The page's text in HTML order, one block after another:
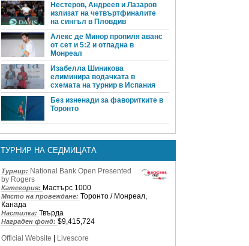
Нестеров, Андреев и Лазаров
излизат на четвъртфиналите
на сингъл в Пловдив
Алекс де Минор пропиля аванс
от сет и 5:2 и отпадна в
Монреал
Изабелла Шиникова
елиминира водачката в
схемата на турнир в Испания
Без изненади за фаворитките в
Торонто
ТУРНИР НА СЕДМИЦАТА
Турнир: National Bank Open Presented
by Rogers
Категория: Мастърс 1000
Място на провеждане: Торонто / Монреал,
Канада
Настилка: Твърда
Награден фонд: $9,415,724
Official Website | Livescore